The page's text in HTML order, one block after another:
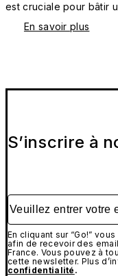
est cruciale pour bâtir
En savoir plus
S’inscrire à
Veuillez entrer votre
En cliquant sur “Go!”
afin de recevoir des
France. Vous pouvez à
cette newsletter. Plus
confidentialité .